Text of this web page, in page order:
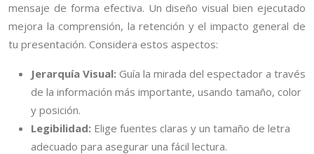
mensaje de forma efectiva. Un diseño visual bien ejecutado
mejora la comprensión, la retención y el impacto general de
tu presentación. Considera estos aspectos:
Jerarquía Visual: Guía la mirada del espectador a través
de la información más importante, usando tamaño, color
y posición.
Legibilidad: Elige fuentes claras y un tamaño de letra
adecuado para asegurar una fácil lectura.